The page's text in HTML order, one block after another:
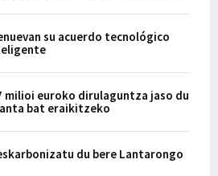
su acuerdo tecnológico
milioi euroko dirulaguntza jaso du
bat eraikitzeko
du bere Lantarongo